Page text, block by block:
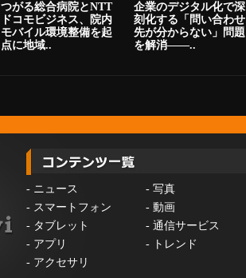
つがる総合病院とNTT
ドコモビジネス、院内
モバイル環境整備を起
点に地域..
企業のデジタル化で深
刻化する「問い合わせ
先が分からない」問題
を解消――..
- ニュース - 写真
- スマートフォン - 動画
- タブレット - 通信サービス
- アプリ -
トレンド
- アクセサリ